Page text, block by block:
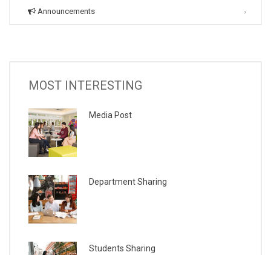
Announcements
MOST INTERESTING
Media Post
Department Sharing
Students Sharing